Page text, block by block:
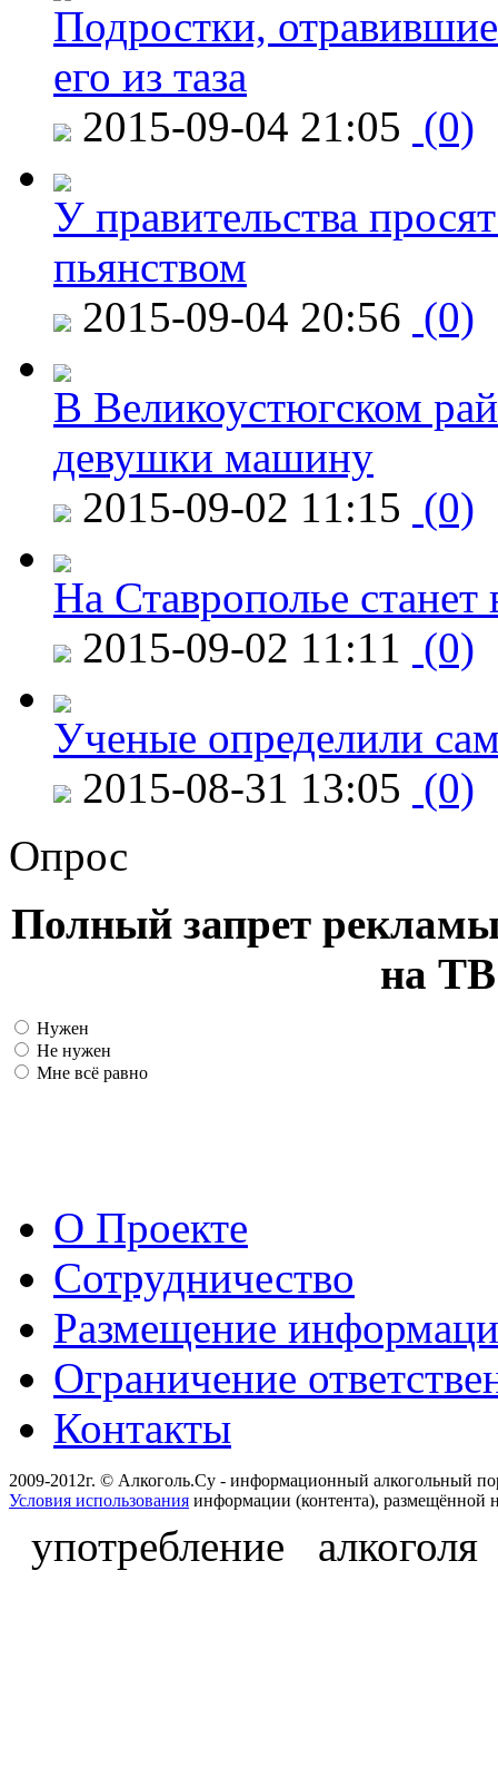
Подростки,
его из таза
2015-09-04 21:05 (0)
У правительства
пьянством
2015-09-04 20:56 (0)
В Великоустюгском
девушки машину
2015-09-02 11:15 (0)
На Ставрополье
2015-09-02 11:11 (0)
Ученые определили
2015-08-31 13:05 (0)
Опрос
Полный запрет
на ТВ
Нужен
Не нужен
Мне всё равно
О Проекте
Сотрудничество
Размещение
Ограничение
Контакты
2009-2012г. © Алкоголь.Су - информационный алкогольный
Условия использования информации (контента), размещённой
употребление